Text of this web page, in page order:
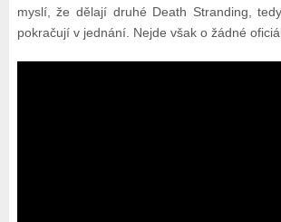
myslí, že dělají druhé Death Stranding,
pokračují v jednání. Nejde však o žádné